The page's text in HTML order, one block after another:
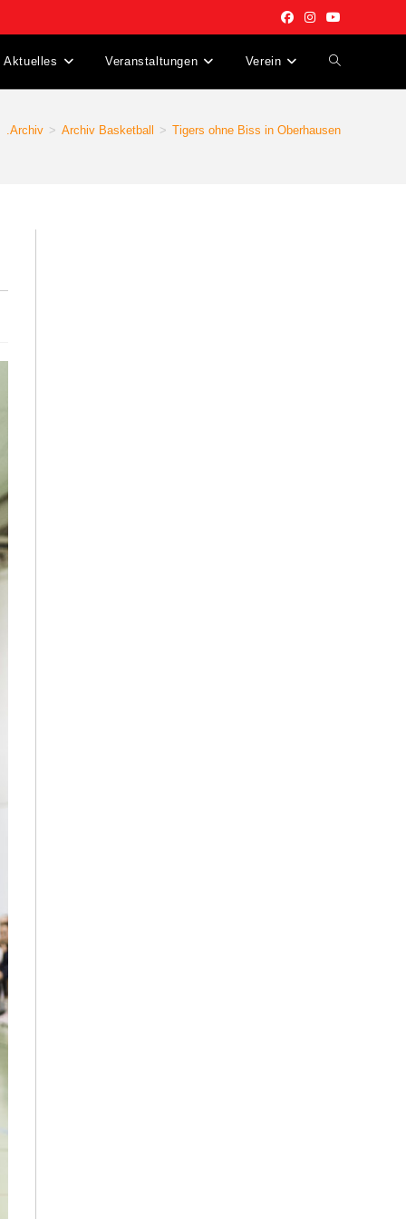
Aktuelles Veranstaltungen Verein Website-
.Archiv > Archiv Basketball > Tigers ohne Biss in Oberhausen